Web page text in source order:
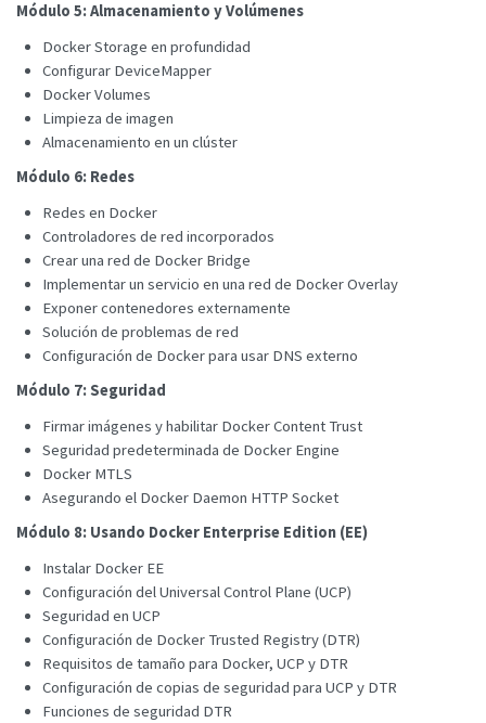
Módulo 5: Almacenamiento y Volúmenes
Docker Storage en profundidad
Configurar DeviceMapper
Docker Volumes
Limpieza de imagen
Almacenamiento en un clúster
Módulo 6: Redes
Redes en Docker
Controladores de red incorporados
Crear una red de Docker Bridge
Implementar un servicio en una red de Docker Overlay
Exponer contenedores externamente
Solución de problemas de red
Configuración de Docker para usar DNS externo
Módulo 7: Seguridad
Firmar imágenes y habilitar Docker Content Trust
Seguridad predeterminada de Docker Engine
Docker MTLS
Asegurando el Docker Daemon HTTP Socket
Módulo 8: Usando Docker Enterprise Edition (EE)
Instalar Docker EE
Configuración del Universal Control Plane (UCP)
Seguridad en UCP
Configuración de Docker Trusted Registry (DTR)
Requisitos de tamaño para Docker, UCP y DTR
Configuración de copias de seguridad para UCP y DTR
Funciones de seguridad DTR